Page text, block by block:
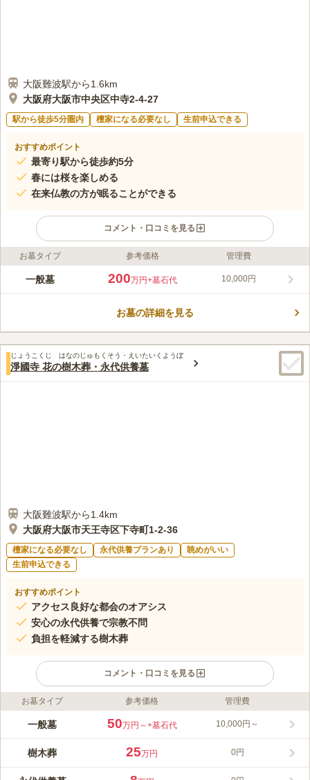
大阪難波駅から1.6km
大阪府大阪市中央区中寺2-4-27
駅から徒歩5分圏内 檀家になる必要なし 生前申込できる
おすすめポイント
最寄り駅から徒歩約5分
春には桜を楽しめる
在来仏教の方が眠ることができる
コメント・口コミを見る
ライフドット編集部のコメント
先祖代々のお墓が建ち並ぶお墓で、ご家族代々で眠ることができ
感じながら、故人とゆっくり語らうことができます。 交通アク
口コミ評価
みんなの評価
4.8 口コミ1
30代女性
法事の時には、本堂での法要の後、お寺で取り寄せの食事をさせ
お墓タイプ 参考価格 管理費
一般墓 200万円+墓石代 10,000円
お墓の詳細を見る
じょうこくじ はなのじゅもくそう・えいたいくようぼ
淨國寺 花の樹木葬・永代供養墓
大阪難波駅から1.4km
大阪府大阪市天王寺区下寺町1-2-36
檀家になる必要なし 永代供養プランあり
眺めがいい
生前申込できる
おすすめポイント
アクセス良好な都会のオアシス
安心の永代供養で宗教不問
負担を軽減する樹木葬
コメント・口コミを見る
ライフドット編集部のコメント
谷町九丁目駅から徒歩約6分でアクセス良好、四季折々の花々に
要、継承者の心配もなく安心して申し込みが可能です。また、個
別区画タイプの樹木葬は美しい花々に囲まれ、宗教不問で管理費
お墓タイプ 参考価格 管理費
一般墓 50万円～+墓石代 10,000円～
樹木葬 25万円 0円